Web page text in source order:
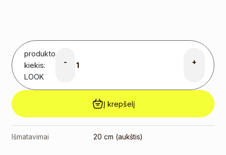
produkto
kiekis:
LOOK
- +
Į krepšelį
Išmatavimai 20 cm (aukštis)